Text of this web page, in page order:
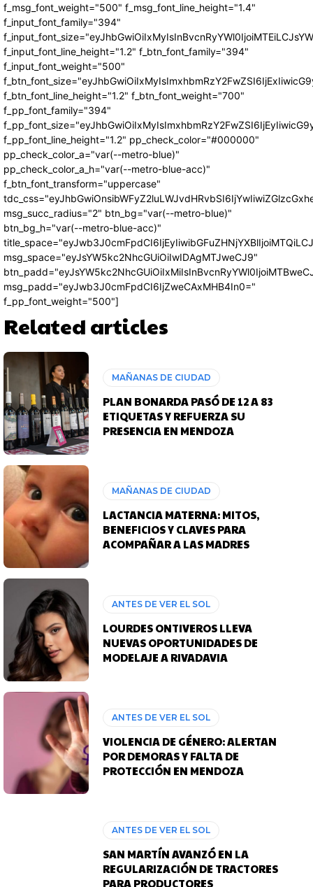
f_msg_font_weight="500" f_msg_font_line_height="1.4"
f_input_font_family="394"
f_input_font_line_height="1.2" f_btn_font_family="394"
f_input_font_weight="500"
f_btn_font_line_height="1.2" f_btn_font_weight="700"
f_pp_font_family="394"
f_pp_font_line_height="1.2" pp_check_color="#000000"
pp_check_color_a="var(--metro-blue)"
pp_check_color_a_h="var(--metro-blue-acc)"
f_btn_font_transform="uppercase"
msg_succ_radius="2" btn_bg="var(--metro-blue)"
btn_bg_h="var(--metro-blue-acc)"
msg_space="eyJsYW5kc2NhcGUiOiIwIDAgMTJweCJ9"
msg_padd="eyJwb3J0cmFpdCI6IjZweCAxMHB4In0="
f_pp_font_weight="500"]
Related articles
MAÑANAS DE CIUDAD
PLAN BONARDA PASÓ DE 12 A 83
ETIQUETAS Y REFUERZA SU
PRESENCIA EN MENDOZA
MAÑANAS DE CIUDAD
LACTANCIA MATERNA: MITOS,
BENEFICIOS Y CLAVES PARA
ACOMPAÑAR A LAS MADRES
ANTES DE VER EL SOL
LOURDES ONTIVEROS LLEVA
NUEVAS OPORTUNIDADES DE
MODELAJE A RIVADAVIA
ANTES DE VER EL SOL
VIOLENCIA DE GÉNERO: ALERTAN
POR DEMORAS Y FALTA DE
PROTECCIÓN EN MENDOZA
ANTES DE VER EL SOL
SAN MARTÍN AVANZÓ EN LA
REGULARIZACIÓN DE TRACTORES
PARA PRODUCTORES